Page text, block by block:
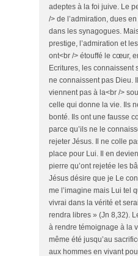
adeptes à la foi juive. Le
/> de l’admiration, dues
dans les synagogues.
prestige, l’admiration et
ont<br /> étouffé le cœur,
Ecritures, les connaissent
ne connaissent pas Dieu.
viennent pas à la<br />
celle qui donne la vie. Ils
bonté. Ils ont une fausse
parce qu’ils ne le
rejeter Jésus. Il ne colle
place pour Lui. Il en
pierre qu’ont rejetée les
Jésus désire que je Le
me l’imagine mais Lui tel
vivrai dans la vérité et
rendra libres » (Jn 8,32).
à rendre témoignage à la
même été jusqu’au
aux hommes en vivant